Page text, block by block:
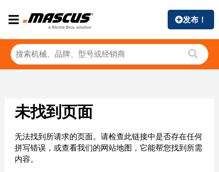
发布！
未找到页面
无法找到所请求的页面。请检查此链接中是否存在任何
拼写错误，或查看我们的网站地图，它能帮您找到所需
内容。